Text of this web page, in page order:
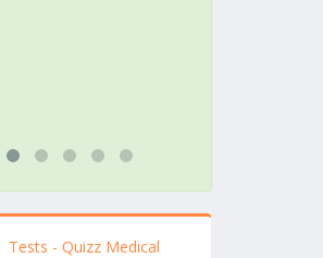
Tests - Quizz Medical